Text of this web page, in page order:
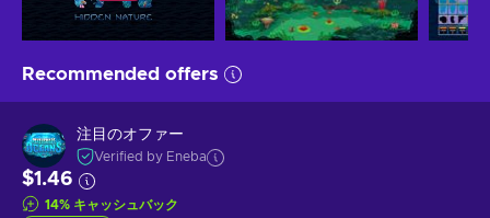
Recommended offers
注目のオファー
Verified by Eneba
$1.46
14% キャッシュバック